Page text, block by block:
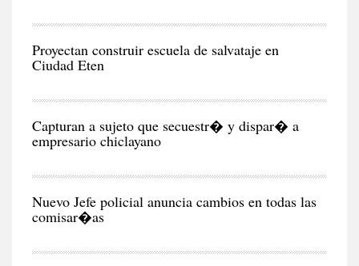
Proyectan construir escuela de salvataje en
Ciudad Eten
Capturan a sujeto que secuestr� y dispar� a
empresario chiclayano
Nuevo Jefe policial anuncia cambios en todas las
comisar�as